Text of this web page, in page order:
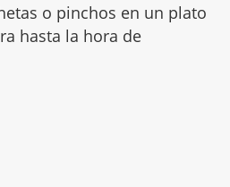
o pinchos en un plato
hasta la hora de